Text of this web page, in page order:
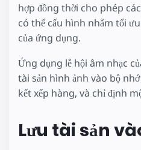
hợp đồng thời cho phép
có thể cấu hình nhằm tối
của ứng dụng.
Ứng dụng lễ hội âm nhạc
tài sản hình ảnh vào bộ
kết xếp hàng, và chỉ định
Lưu tài sản